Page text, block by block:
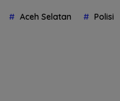
Aceh Selatan Polisi